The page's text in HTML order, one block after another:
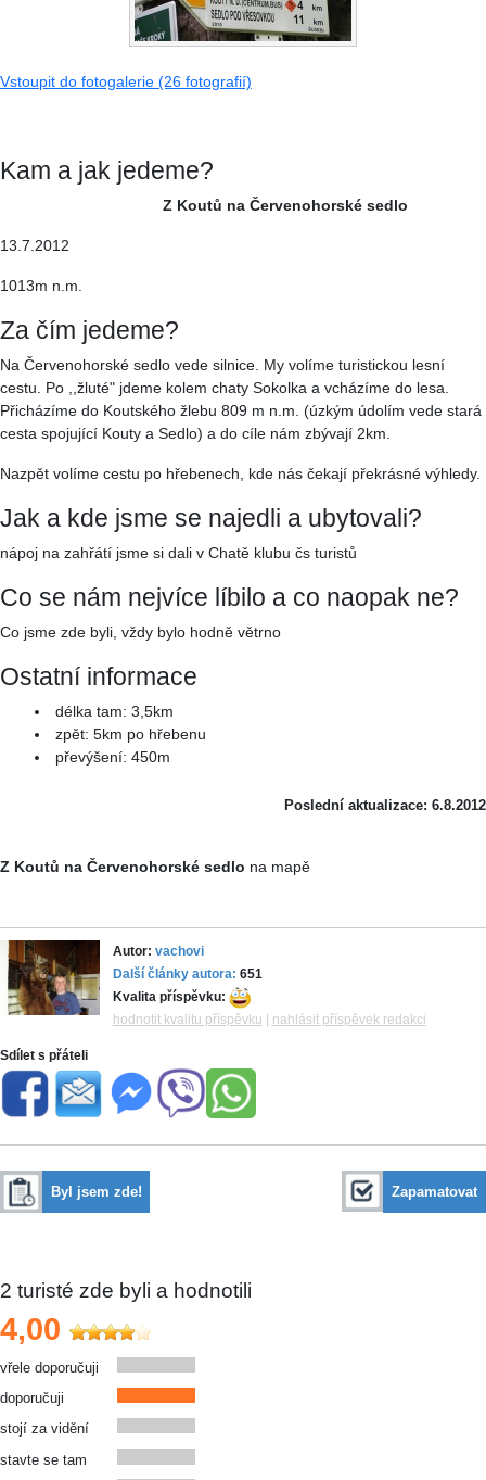
Vstoupit do fotogalerie (26 fotografií)
Kam a jak jedeme?
Z Koutů na Červenohorské sedlo
13.7.2012
1013m n.m.
Za čím jedeme?
Na Červenohorské sedlo vede silnice. My volíme turistickou lesní
cestu. Po ,,žluté" jdeme kolem chaty Sokolka a vcházíme do lesa.
Přicházíme do Koutského žlebu 809 m n.m. (úzkým údolím vede stará
cesta spojující Kouty a Sedlo) a do cíle nám zbývají 2km.
Nazpět volíme cestu po hřebenech, kde nás čekají překrásné výhledy.
Jak a kde jsme se najedli a ubytovali?
nápoj na zahřátí jsme si dali v Chatě klubu čs turistů
Co se nám nejvíce líbilo a co naopak ne?
Co jsme zde byli, vždy bylo hodně větrno
Ostatní informace
délka tam: 3,5km
zpět: 5km po hřebenu
převýšení: 450m
Poslední aktualizace: 6.8.2012
Z Koutů na Červenohorské sedlo na mapě
Autor: vachovi
Další články autora: 651
Kvalita příspěvku:
hodnotit kvalitu příspěvku
nahlásit příspěvek redakci
Sdílet s přáteli
Byl jsem zde! Zapamatovat
2 turisté zde byli a hodnotili
4,00
vřele doporučuji
doporučuji
stojí za vidění
stavte se tam